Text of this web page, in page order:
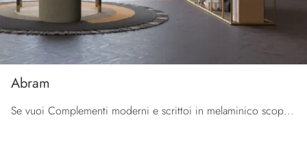
Abram
Se vuoi Complementi moderni e scrittoi in melaminico scopri di più sul modello Abram della marca Orme.